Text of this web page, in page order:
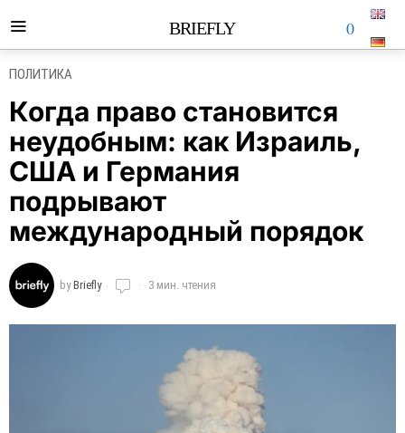
BRIEFLY 0
ПОЛИТИКА
Когда право становится
неудобным: как Израиль,
США и Германия
подрывают
международный порядок
byBriefly 3 мин. чтения